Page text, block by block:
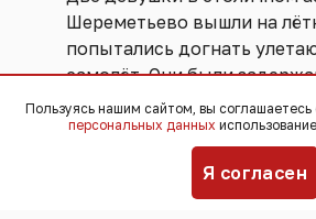
Шереметьево вышли на
попытались догнать
самолёт. Они были
переданы ФСБ. Угрозы
полётов не возникло,
сообщили
в
Пользуясь нашим сайтом, вы соглашаетесь
персональных данных
Я согласен